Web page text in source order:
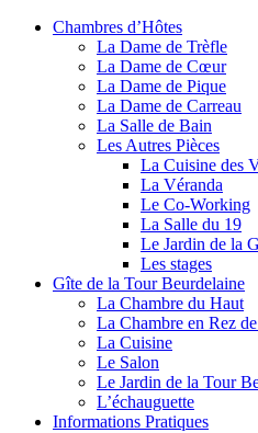
Chambres d’Hôtes
La Dame de Trèfle
La Dame de Cœur
La Dame de Pique
La Dame de Carreau
La Salle de Bain
Les Autres Pièces
La Cuisine des
La Véranda
Le Co-Working
La Salle du 19
Le Jardin de la
Les stages
Gîte de la Tour Beurdelaine
La Chambre du Haut
La Chambre en Rez
La Cuisine
Le Salon
Le Jardin de la Tour
L’échauguette
Informations Pratiques